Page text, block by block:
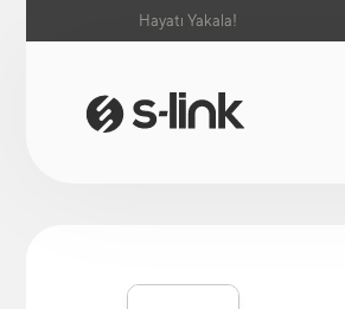
Hayatı Yakala!